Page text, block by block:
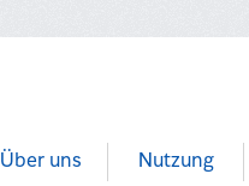
Über uns Nutzung